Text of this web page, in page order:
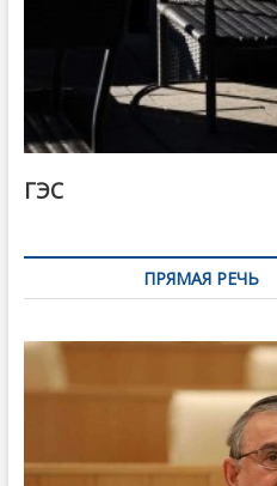
ГЭС
ПРЯМАЯ РЕЧЬ